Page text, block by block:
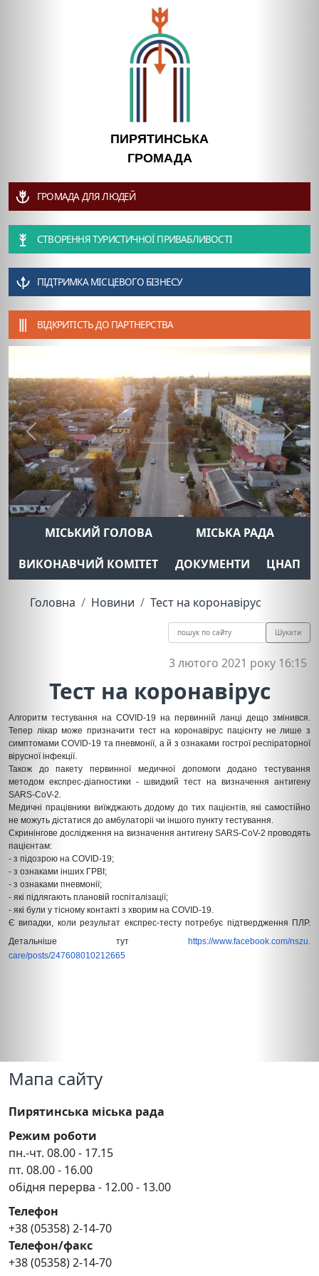
ПИРЯТИНСЬКА
ГРОМАДА
ГРОМАДА ДЛЯ ЛЮДЕЙ
СТВОРЕННЯ ТУРИСТИЧНОЇ ПРИВАБЛИВОСТІ
ПІДТРИМКА МІСЦЕВОГО БІЗНЕСУ
ВІДКРИТІСТЬ ДО ПАРТНЕРСТВА
Previous Next
МІСЬКИЙ ГОЛОВА
МІСЬКА РАДА
ВИКОНАВЧИЙ КОМІТЕТ
ДОКУМЕНТИ ЦНАП
Головна Новини Тест на коронавірус
Шукати
3 лютого 2021 року 16:15
Тест на коронавірус
Алгоритм тестування на COVID-19 на первинній ланці дещо змінився.
Тепер лікар може призначити тест на коронавірус пацієнту не лише з
симптомами COVID-19 та пневмонії, а й з ознаками гострої респіраторної
вірусної інфекції.
Також до пакету первинної медичної допомоги додано тестування
методом експрес-діагностики - швидкий тест на визначення антигену
SARS-CoV-2.
Медичні працівники виїжджають додому до тих пацієнтів, які самостійно
не можуть дістатися до амбулаторіі чи іншого пункту тестування.
Скринінгове дослідження на визначення антигену SARS-CoV-2 проводять
пацієнтам:
- з підозрою на COVID-19;
- з ознаками інших ГРВІ;
- з ознаками пневмонії;
- які підлягають плановій госпіталізації;
- які були у тісному контакті з хворим на COVID-19.
Є випадки, коли результат експрес-тесту потребує підтвердження ПЛР.
Детальніше тут https://www.facebook.com/nszu.
care/posts/247608010212665
Мапа сайту
Пирятинська міська рада
Режим роботи
пн.-чт. 08.00 - 17.15
пт. 08.00 - 16.00
обідня перерва - 12.00 - 13.00
Телефон
+38 (05358) 2-14-70
Телефон/факс
+38 (05358) 2-14-70